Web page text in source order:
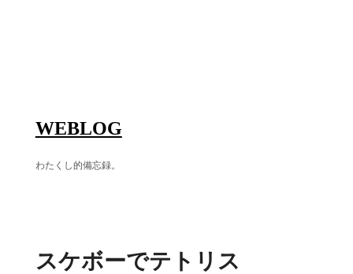
WEBLOG
わたくし的備忘録。
スケボーでテトリス